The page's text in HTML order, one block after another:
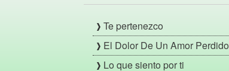
Te pertenezco
El Dolor De Un Amor Perdido
Lo que siento por ti